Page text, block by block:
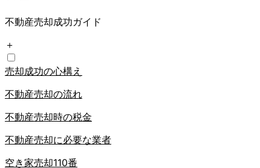
不動産売却成功ガイド
＋
売却成功の心構え
不動産売却の流れ
不動産売却時の税金
不動産売却に必要な業者
空き家売却110番